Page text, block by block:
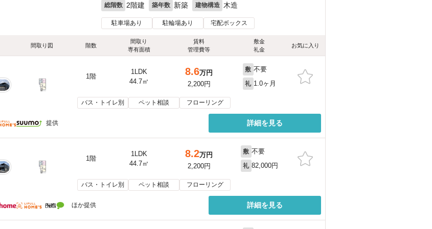
総階数 2階建 築年数 新築 建物構造 木造
駐車場あり 駐輪場あり 宅配ボックス
間取り図 階数
間取り
専有面積
賃料
管理費等
敷金
礼金
お気に入り
1階
1LDK
44.7㎡
8.6万円
2,200円
敷 不要
礼 1.0ヶ月
バス・トイレ別 ペット相談 フローリング
提供 詳細を見る
1階
1LDK
44.7㎡
8.2万円
2,200円
敷 不要
礼 82,000円
バス・トイレ別 ペット相談 フローリング
ほか提供 詳細を見る